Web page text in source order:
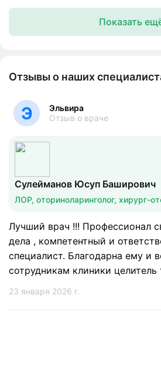
Показать
Отзывы о наших
Э
Эльвира
Отзыв о враче
Сулейманов Юсуп Баширович
Лучший врач !!! Профессионал
дела , компетентный и
специалист. Благодарна ему и
сотрудникам клиники
23 января 2026 г.